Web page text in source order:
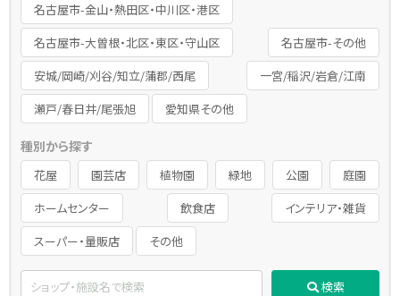
名古屋市-金山・熱田区・中川区・港区
名古屋市-大曽根・北区・東区・守山区
名古屋市-その他
安城/岡崎/刈谷/知立/蒲郡/西尾
一宮/稲沢/岩倉/江南
瀬戸/春日井/尾張旭
愛知県その他
種別から探す
花屋 園芸店 植物園 緑地 公園
庭園
ホームセンター
飲食店
インテリア・雑貨
スーパー・量販店
その他
検索